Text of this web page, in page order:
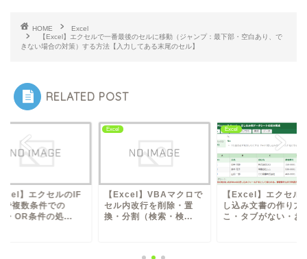
HOME
Excel
【Excel】エクセルで一番最後のセルに移動（ジャンプ：最下部・空白あり、で
きない場合の対策）する方法【入力してある末尾のセル】
RELATED POST
】VBAマクロで
内改行を削除・置
分割（検索・検...
Excel
【Excel】エクセルで差
し込み文書の作り方（ど
こ・タブがない・お...
Excel
【Excel】エクセル
関数で複数条件での
AND・OR条件の処